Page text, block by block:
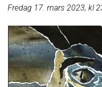
Fredag 17. mars 2023, kl